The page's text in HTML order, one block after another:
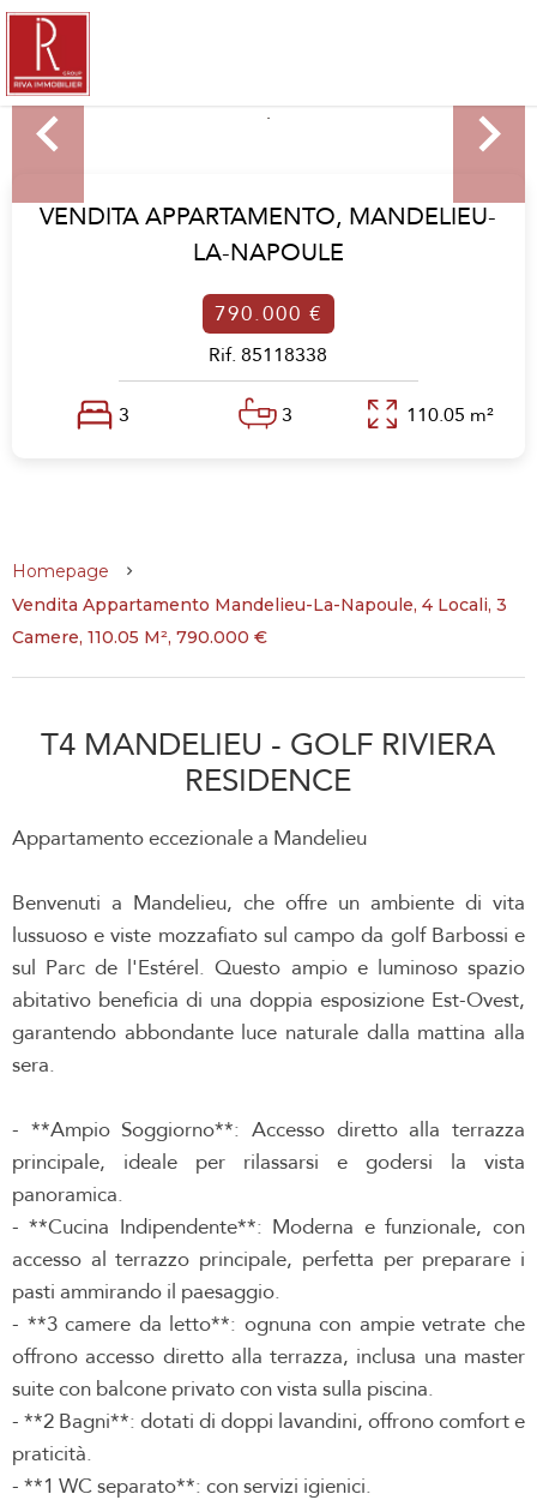
VENDITA APPARTAMENTO, MANDELIEU-
LA-NAPOULE
790.000 €
3 3 110.05 m²
Rif. 85118338
Homepage
Vendita Appartamento Mandelieu-La-Napoule, 4 Locali, 3
Camere, 110.05 M², 790.000 €
T4 MANDELIEU - GOLF RIVIERA
RESIDENCE
Appartamento eccezionale a Mandelieu
Benvenuti a Mandelieu, che offre un ambiente di vita
lussuoso e viste mozzafiato sul campo da golf Barbossi e
sul Parc de l'Estérel. Questo ampio e luminoso spazio
abitativo beneficia di una doppia esposizione Est-Ovest,
garantendo abbondante luce naturale dalla mattina alla
sera.
- **Ampio Soggiorno**: Accesso diretto alla terrazza
principale, ideale per rilassarsi e godersi la vista
panoramica.
- **Cucina Indipendente**: Moderna e funzionale, con
accesso al terrazzo principale, perfetta per preparare i
pasti ammirando il paesaggio.
- **3 camere da letto**: ognuna con ampie vetrate che
offrono accesso diretto alla terrazza, inclusa una master
suite con balcone privato con vista sulla piscina.
- **2 Bagni**: dotati di doppi lavandini, offrono comfort e
praticità.
- **1 WC separato**: con servizi igienici.